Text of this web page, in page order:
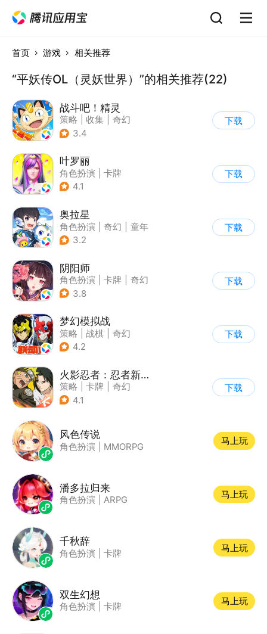
首页 游戏 相关推荐
“平妖传OL（灵妖世界）”的相关推荐(22)
战斗吧！精灵
策略 收集
奇幻
| 宠物
3.4
下载
叶罗丽
角色扮演
卡牌
| 影视改编
4.1
下载
奥拉星
角色扮演 奇幻
童年
| 卡通
3.2
下载
阴阳师
角色扮演 卡牌
奇幻
| 阴阳师
3.8
下载
梦幻模拟战
策略 战棋
奇幻
| 二次元
4.2
下载
火影忍者：忍者新世代
策略 卡牌
奇幻
| 火影
4.1
下载
风色传说
角色扮演 MMORPG
马上玩
潘多拉归来
角色扮演 ARPG
马上玩
千秋辞
角色扮演 卡牌
马上玩
双生幻想
角色扮演 卡牌
马上玩